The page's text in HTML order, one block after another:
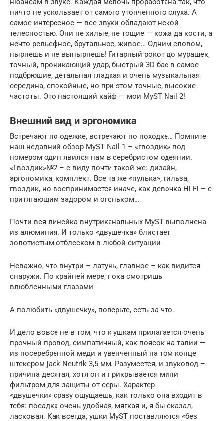
нюансам в звуке. Каждая мелочь проработана так, что
ничто не ускользает от самого утонченного слуха. А
самое интересное — все звуки обладают некой
телесностью. Они не хилые, не тощие — кожа да кости, а
нечто рельефное, брутальное, живое… Одним словом,
нырнешь и не вынырнешь! Гитарный рокот до мурашек,
точный, проникающий удар, быстрый 3D бас в самое
подбрюшие, детальная гладкая и очень музыкальная
середина, спокойные, но при этом точные, высокие
частоты. Это настоящий кайф — мои MyST Nail 2!
Внешний вид и эргономика
Встречают по одежке, встречают по походке… Помните
наш недавний обзор MyST Nail 1 – «гвоздик» под
номером один явился нам в серебристом одеянии.
«Гвоздик»№2 – с виду почти такой же: дизайн,
эргономика, комплект. Все та же «пулька», гильза,
гвоздик, но воспринимается иначе, как девочка Hi Fi – с
притягающим задором и огоньком…
Почти вся линейка внутриканальных MyST выполнена
из алюминия. И только «двушечка» блистает
золотистым отблеском в любой ситуации
Неважно, что внутри – латунь, главное – как видится
снаружи. По крайней мере, пока смотришь
влюбленными глазами
А полюбить «двушечку», поверьте, есть за что.
И дело вовсе не в том, что к ушкам прилагается очень
прочный провод, симпатичный, как поясок на талии —
из посеребренной меди и увенченный на том конце
штекером jack Neutrik 3,5 мм. Разумеется, и звуковод –
причина десятая, хотя он и прикрывается мини
фильтром для защиты от серы. Характер
«двушечки» сразу ощущаешь, как только она входит в
тебя: посадка очень удобная, мягкая и, я бы сказал,
ласковая. Как всегда, ушки MyST поставляются «без